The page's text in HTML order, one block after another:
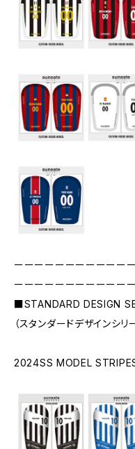
ーーーーーーーーーーー
ーーーーーーーーーーー
■STANDARD DESIGN
（スタンダードデザインシリ
2024SS MODEL